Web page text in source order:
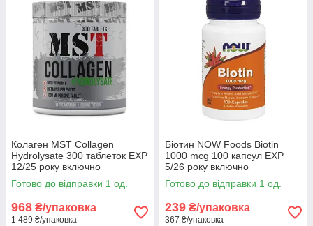
Колаген MST Сollagen
Hydrolysate 300 таблеток EXP
12/25 року включно
Готово до відправки 1 од.
968 ₴/упаковка
1 489 ₴/упаковка
Біотин NOW Foods Biotin
1000 mcg 100 капсул EXP
5/26 року включно
Готово до відправки 1 од.
239 ₴/упаковка
367 ₴/упаковка